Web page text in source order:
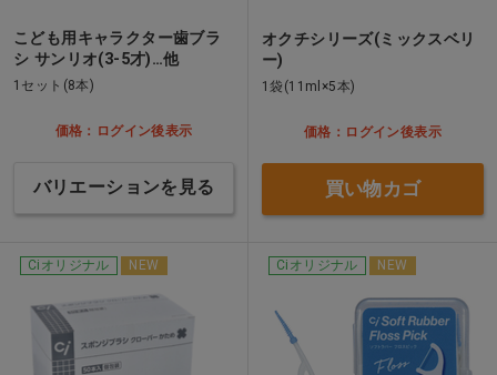
こども用キャラクター歯ブラ
シ サンリオ(3-5才)…他
1セット(8本)
価格：ログイン後表示
バリエーションを見る
オクチシリーズ(ミックスベリ
ー)
1袋(11ml×5本)
価格：ログイン後表示
買い物カゴ
Ciオリジナル NEW Ciオリジナル NEW